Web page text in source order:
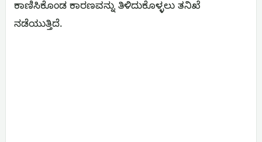
ಕಾಣಿಸಿಕೊಂಡ ಕಾರಣವನ್ನು ತಿಳಿದುಕೊಳ್ಳಲು ತನಿಖೆ
ನಡೆಯುತ್ತಿದೆ.